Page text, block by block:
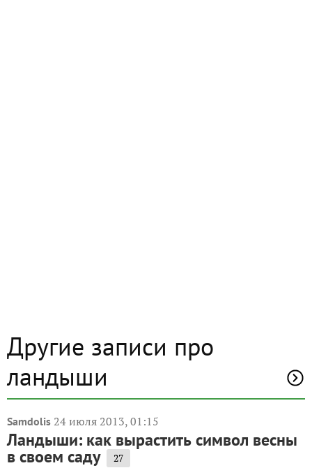
Другие записи про
ландыши
Samdolis 24 июля 2013, 01:15
Ландыши: как вырастить символ весны
в своем саду 27